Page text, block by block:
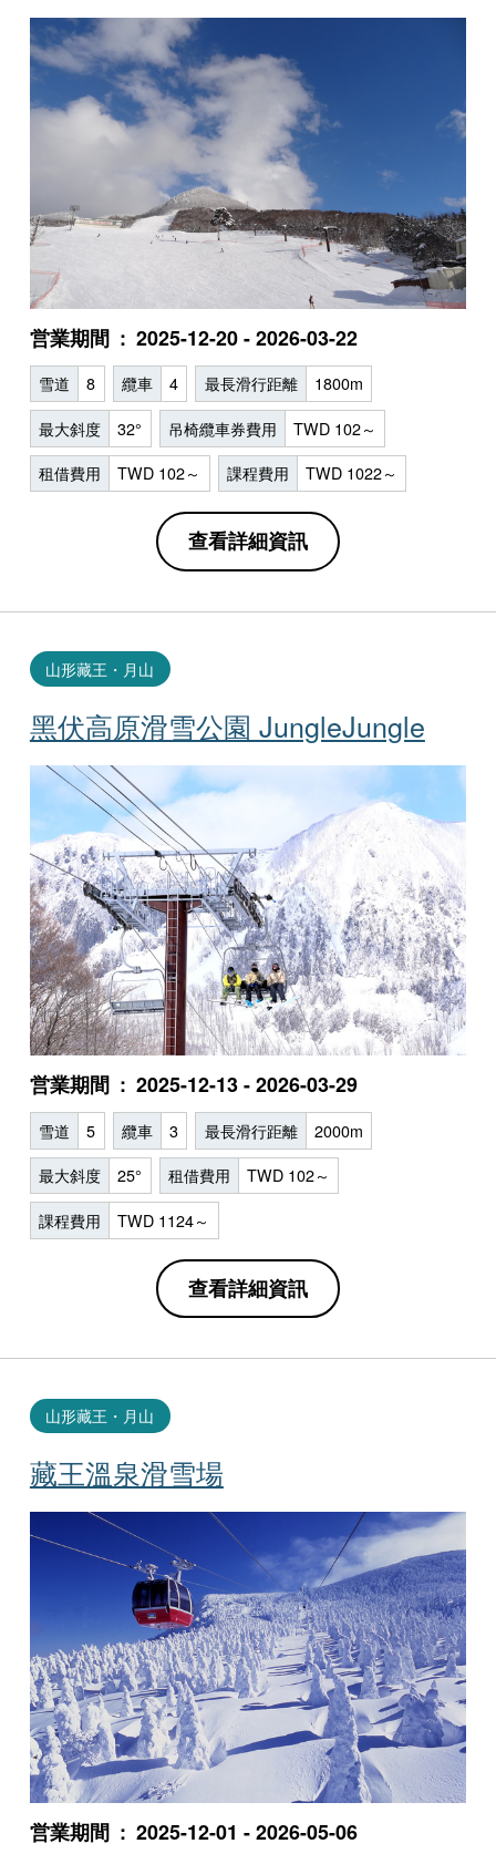
営業期間 2025-12-20 - 2026-03-22
雪道 8 纜車 4 最長滑行距離 1800m
最大斜度 32° 吊椅纜車券費用 TWD 102～
租借費用 TWD 102～ 課程費用 TWD 1022～
查看詳細資訊
黑伏高原滑雪公園 JungleJungle
山形藏王・月山
営業期間 2025-12-13 - 2026-03-29
雪道 5 纜車 3 最長滑行距離 2000m
最大斜度 25° 租借費用 TWD 102～
課程費用 TWD 1124～
查看詳細資訊
藏王溫泉滑雪場
山形藏王・月山
営業期間 2025-12-01 - 2026-05-06